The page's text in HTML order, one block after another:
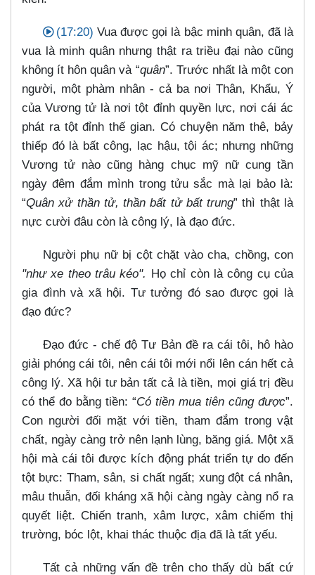
(17:20) Vua được gọi là bậc minh quân, đã là
vua là minh quân nhưng thật ra triều đại nào cũng
không ít hôn quân và “quân”. Trước nhất là một con
người, một phàm nhân - cả ba nơi Thân, Khẩu, Ý
của Vương tử là nơi tột đỉnh quyền lực, nơi cái ác
phát ra tột đỉnh thế gian. Có chuyện năm thê, bảy
thiếp đó là bất công, lạc hậu, tội ác; nhưng những
Vương tử nào cũng hàng chục mỹ nữ cung tần
ngày đêm đắm mình trong tửu sắc mà lại bảo là:
“Quân xử thần tử, thần bất tử bất trung” thì thật là
nực cười đâu còn là công lý, là đạo đức.
Người phụ nữ bị cột chặt vào cha, chồng, con
"như xe theo trâu kéo". Họ chỉ còn là công cụ của
gia đình và xã hội. Tư tưởng đó sao được gọi là
đạo đức?
Đạo đức - chế độ Tư Bản đề ra cái tôi, hô hào
giải phóng cái tôi, nên cái tôi mới nổi lên cán hết cả
công lý. Xã hội tư bản tất cả là tiền, mọi giá trị đều
có thể đo bằng tiền: “Có tiền mua tiên cũng được”.
Con người đối mặt với tiền, tham đắm trong vật
chất, ngày càng trở nên lạnh lùng, băng giá. Một xã
hội mà cái tôi được kích động phát triển tự do đến
tột bực: Tham, sân, si chất ngất; xung đột cá nhân,
mâu thuẫn, đối kháng xã hội càng ngày càng nổ ra
quyết liệt. Chiến tranh, xâm lược, xâm chiếm thị
trường, bóc lột, khai thác thuộc địa đã là tất yếu.
Tất cả những vấn đề trên cho thấy dù bất cứ